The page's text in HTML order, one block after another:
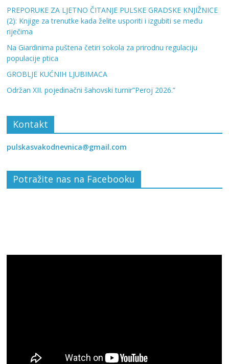
PREPORUKE ZA LJETNO ČITANJE PULSKE GRADSKE KNJIŽNICE
(2): Knjige za trenutke kada želite usporiti i izgubiti se među
riječima
Na Giardinima puštena četiri sokola za prirodnu regulaciju
populacije ptica
GROBLJE KUĆNIH LJUBIMACA
Održan XII. pojedinačni šahovski turnir”Peroj 2026.”
Kontakt
pulskasvakodnevnica@gmail.com
Potražite nas na Facebooku